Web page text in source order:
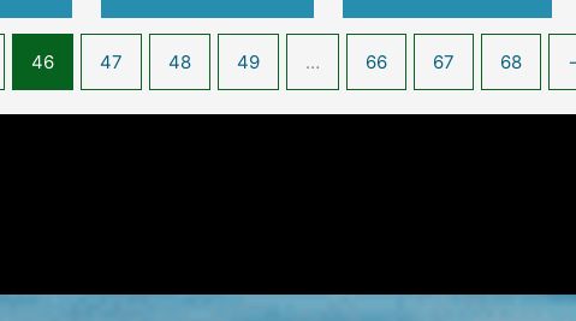
46 47 48 49 … 66 67 68